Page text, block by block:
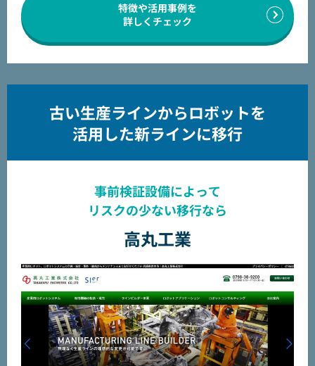
特徴や活用事例を
詳しくチェック
古い生産ラインからロボットを
活用した新ラインに移行
事前検証設備によって
リスクの少ない移行なら
高丸工業